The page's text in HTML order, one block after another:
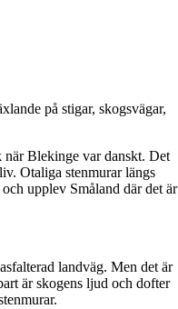
på stigar, skogsvägar,
när Blekinge var danskt. Det
Otaliga stenmurar längs
upplev Småland där det är
landväg. Men det är
är skogens ljud och dofter